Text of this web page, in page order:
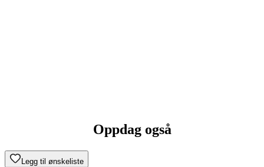
Oppdag også
Legg til ønskeliste